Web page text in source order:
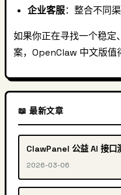
企业客服：整合不同
如果你正在寻找一个稳定
案，OpenClaw 中文版值
📖 最新文章
ClawPanel 公益 AI 接口
2026-03-06